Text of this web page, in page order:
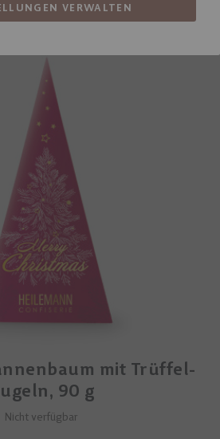
Nicht verfügbar
mit Trüffel-
90 g
Nicht verfügbar
VERWALTEN